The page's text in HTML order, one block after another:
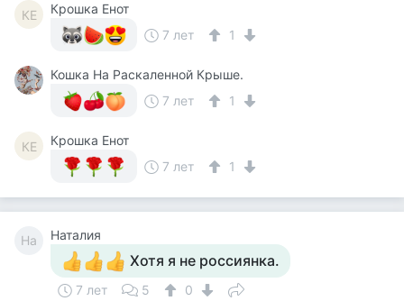
КЕ
Крошка Енот
7 лет
1
Кошка На Раскаленной Крыше.
7 лет
1
КЕ
Крошка Енот
7 лет
1
На Наталия
Хотя я не россиянка.
7 лет 5 0